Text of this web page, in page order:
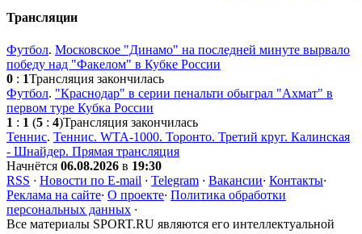
Трансляции
Футбол. Московское "Динамо" на последней минуте вырвало
победу над "Факелом" в Кубке России
0 : 1Трансляция закончилась
Футбол. "Краснодар" в серии пенальти обыграл "Ахмат" в
первом туре Кубка России
1 : 1 (5 : 4)Трансляция закончилась
Теннис. Теннис. WTA-1000. Торонто. Третий круг. Калинская
- Шнайдер. Прямая трансляция
Начнётся 06.08.2026 в 19:30
RSS · Новости по E-mail · Telegram · Вакансии· Контакты·
Реклама на сайте· О проекте· Политика обработки
персональных данных ·
Все материалы SPORT.RU являются его интеллектуальной